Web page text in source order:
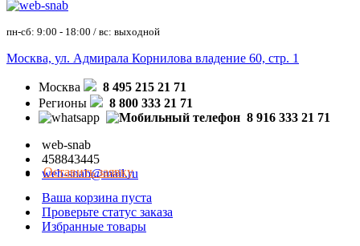
пн-сб: 9:00 - 18:00 / вс: выходной
Москва, ул. Адмирала Корнилова владение 60, стр. 1
Москва
8 495 215 21 71
Регионы
8 800 333 21 71
8 916 333 21 71
web-snab
458843445
web-snab@mail.ru
Оставить заявку
Ваша корзина пуста
Проверьте статус заказа
Избранные товары